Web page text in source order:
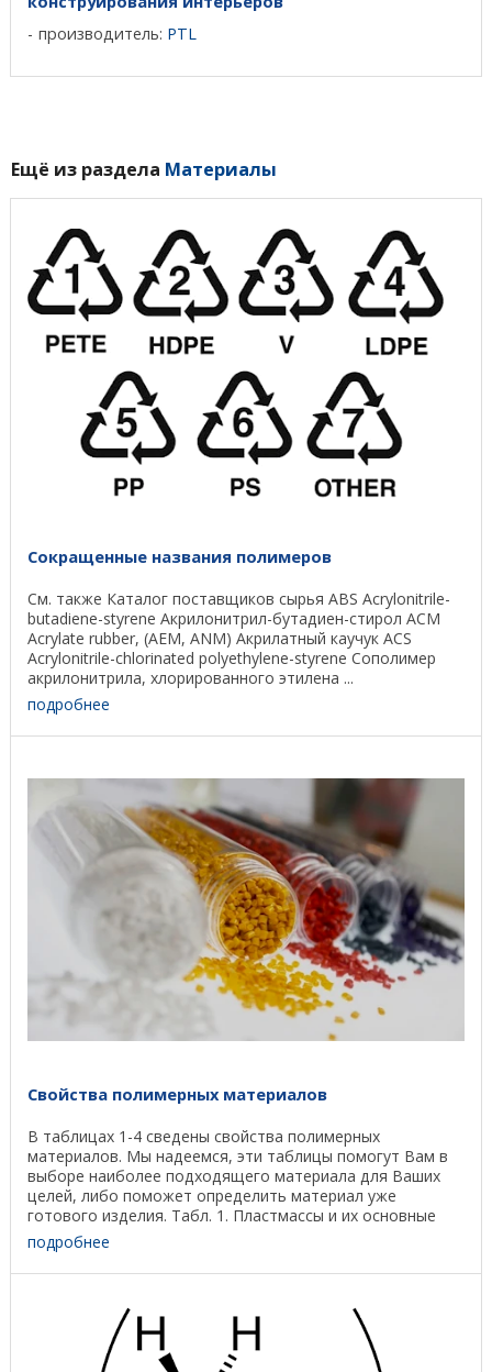
производитель: PTL
Ещё из раздела Материалы
Сокращенные названия полимеров
См. также Каталог поставщиков сырья ABS Acrylonitrile-
butadiene-styrene Акрилонитрил-бутадиен-стирол ACM
Acrylate rubber, (AEM, ANM) Акрилатный каучук ACS
Acrylonitrile-chlorinated polyethylene-styrene Сополимер
акрилонитрила, хлорированного этилена ...
подробнее
Свойства полимерных материалов
В таблицах 1-4 сведены свойства полимерных
материалов. Мы надеемся, эти таблицы помогут Вам в
выборе наиболее подходящего материала для Ваших
целей, либо поможет определить материал уже
готового изделия. Табл. 1. Пластмассы и их основные
свойства ...
подробнее